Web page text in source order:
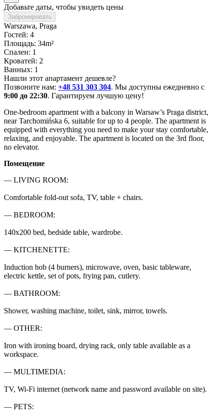
Добавьте даты, чтобы увидеть цены
Забронировать
Warszawa, Praga
Гостей: 4
Площадь: 34m²
Спален: 1
Кроватей: 2
Ванных: 1
Нашли этот апартамент дешевле?
Позвоните нам: +48 531 303 304. Мы доступны ежедневно с
9:00 до 22:30. Гарантируем лучшую цену!
One-bedroom apartment with a balcony in Warsaw’s Praga district,
near Tarchomińska 6, suitable for up to 4 people. The apartment is
equipped with everything you need to make your stay comfortable,
relaxing, and enjoyable. The apartment is located on the 3rd floor,
no elevator.
Помещение
— LIVING ROOM:
Comfortable fold-out sofa, TV, table + chairs.
— BEDROOM:
140x200 bed, bedside table, wardrobe.
— KITCHENETTE:
Induction hob (4 burners), microwave, oven, basic tableware,
electric kettle, set of pots, frying pan, cutlery.
— BATHROOM:
Shower, washing machine, toilet, sink, mirror, towels.
— OTHER:
Iron with ironing board, drying rack, only table available as a
workspace.
— MULTIMEDIA:
TV, Wi-Fi internet (network name and password available on site).
— PETS: